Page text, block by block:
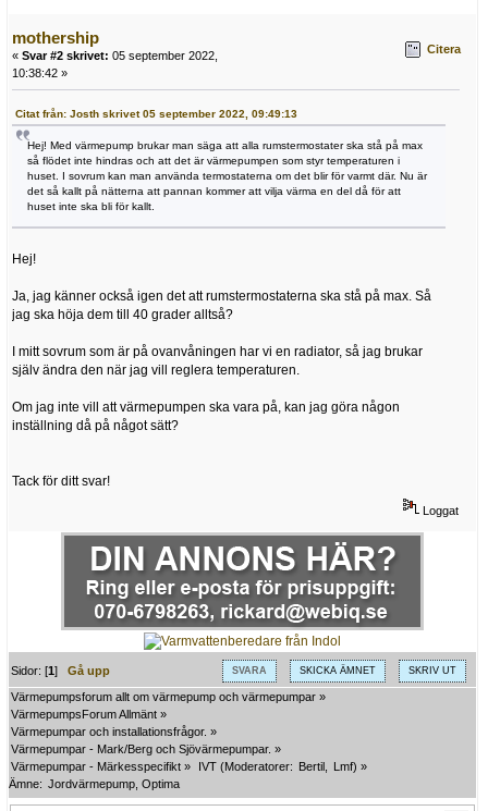
mothership
« Svar #2 skrivet: 05 september 2022,
10:38:42 »
Citera
Citat från: Josth skrivet 05 september 2022, 09:49:13
Hej! Med värmepump brukar man säga att alla rumstermostater ska stå på max
så flödet inte hindras och att det är värmepumpen som styr temperaturen i
huset. I sovrum kan man använda termostaterna om det blir för varmt där. Nu är
det så kallt på nätterna att pannan kommer att vilja värma en del då för att
huset inte ska bli för kallt.
Hej!
Ja, jag känner också igen det att rumstermostaterna ska stå på max. Så
jag ska höja dem till 40 grader alltså?
I mitt sovrum som är på ovanvåningen har vi en radiator, så jag brukar
själv ändra den när jag vill reglera temperaturen.
Om jag inte vill att värmepumpen ska vara på, kan jag göra någon
inställning då på något sätt?
Tack för ditt svar!
Loggat
SVARA SKICKA ÄMNET SKRIV UT
Sidor: [1]Gå upp
Värmepumpsforum allt om värmepump och värmepumpar »
VärmepumpsForum Allmänt »
Värmepumpar och installationsfrågor. »
Värmepumpar - Mark/Berg och Sjövärmepumpar. »
Värmepumpar - Märkesspecifikt » IVT (Moderatorer: Bertil Lmf) »
Ämne: Jordvärmepump, Optima